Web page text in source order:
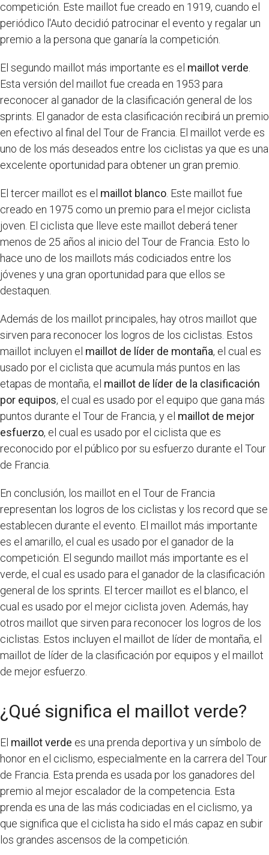
competición. Este maillot fue creado en 1919, cuando el
periódico l'Auto decidió patrocinar el evento y regalar un
premio a la persona que ganaría la competición.
El segundo maillot más importante es el maillot verde
Esta versión del maillot fue creada en 1953 para
reconocer al ganador de la clasificación general de los
sprints. El ganador de esta clasificación recibirá un premio
en efectivo al final del Tour de Francia. El maillot verde es
uno de los más deseados entre los ciclistas ya que es una
excelente oportunidad para obtener un gran premio.
El tercer maillot es el maillot blanco . Este maillot fue
creado en 1975 como un premio para el mejor ciclista
joven. El ciclista que lleve este maillot deberá tener
menos de 25 años al inicio del Tour de Francia. Esto lo
hace uno de los maillots más codiciados entre los
jóvenes y una gran oportunidad para que ellos se
destaquen.
Además de los maillot principales, hay otros maillot que
sirven para reconocer los logros de los ciclistas. Estos
maillot incluyen el maillot de líder de montaña, el cual es
usado por el ciclista que acumula más puntos en las
etapas de montaña, el maillot de líder de la clasificación
por equipos, el cual es usado por el equipo que gana más
puntos durante el Tour de Francia, y el maillot de mejor
esfuerzo, el cual es usado por el ciclista que es
reconocido por el público por su esfuerzo durante el Tour
de Francia.
En conclusión, los maillot en el Tour de Francia
representan los logros de los ciclistas y los record que se
establecen durante el evento. El maillot más importante
es el amarillo, el cual es usado por el ganador de la
competición. El segundo maillot más importante es el
verde, el cual es usado para el ganador de la clasificación
general de los sprints. El tercer maillot es el blanco, el
cual es usado por el mejor ciclista joven. Además, hay
otros maillot que sirven para reconocer los logros de los
ciclistas. Estos incluyen el maillot de líder de montaña, el
maillot de líder de la clasificación por equipos y el maillot
de mejor esfuerzo.
¿Qué significa el maillot verde?
El maillot verde es una prenda deportiva y un símbolo de
honor en el ciclismo, especialmente en la carrera del Tour
de Francia. Esta prenda es usada por los ganadores del
premio al mejor escalador de la competencia. Esta
prenda es una de las más codiciadas en el ciclismo, ya
que significa que el ciclista ha sido el más capaz en subir
los grandes ascensos de la competición.